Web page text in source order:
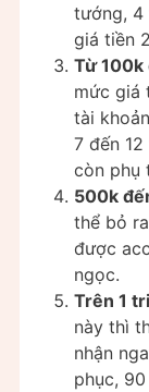
tướng, 4
giá tiền
Từ 100k
mức giá
tài
7 đến
còn phụ
500k
thể bỏ
được
ngọc.
Trên 1
này thì
nhận
phục,